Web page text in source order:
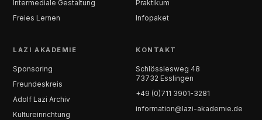
Intermediale Gestaltung
Freies Lernen
Praktikum
Infopaket
LAZI AKADEMIE
Sponsoring
Freundeskreis
Adolf Lazi Archiv
Kultureinrichtung
KONTAKT
Schlösslesweg 48
73732 Esslingen
+49 (0)711 3901-3281
information@lazi-akademie.de